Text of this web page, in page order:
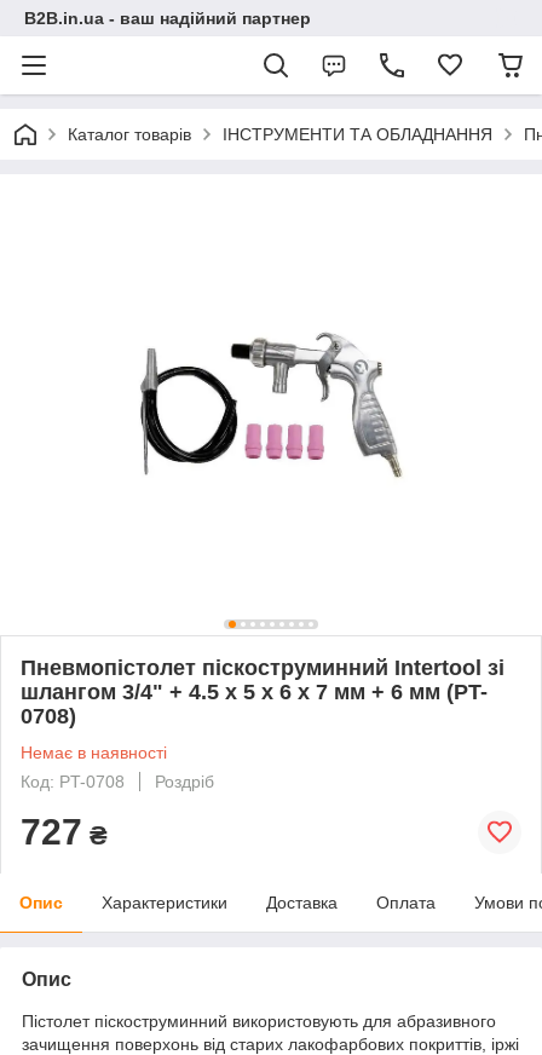
B2B.in.ua - ваш надійний партнер
Каталог товарів ІНСТРУМЕНТИ ТА ОБЛАДНАННЯ
Пневмопістолет піскоструминний Intertool зі
шлангом 3/4" + 4.5 x 5 x 6 x 7 мм + 6 мм (PT-
0708)
Немає в наявності
Код: PT-0708
Роздріб
727 ₴
Опис Характеристики Доставка Оплата Умови
Опис
Пістолет піскоструминний використовують для абразивного
зачищення поверхонь від старих лакофарбових покриттів, іржі